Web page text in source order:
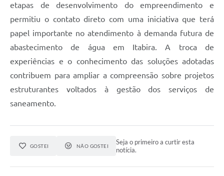
etapas de desenvolvimento do empreendimento e
permitiu o contato direto com uma iniciativa que terá
papel importante no atendimento à demanda futura de
abastecimento de água em Itabira. A troca de
experiências e o conhecimento das soluções adotadas
contribuem para ampliar a compreensão sobre projetos
estruturantes voltados à gestão dos serviços de
saneamento.
GOSTEI NÃO GOSTEI
Seja o primeiro a curtir esta
notícia.